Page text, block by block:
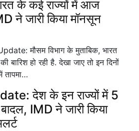
के कई राज्यों में आज
ने जारी किया मॉनसून
मौसम विभाग के मुताबिक, भारत
बारिश हो रही है. देखा जाए तो इन दिनों
तापमा…
देश के इन राज्यों में 5
IMD ने जारी किया